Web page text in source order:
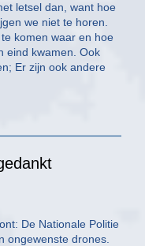
letsel dan, want hoe
we niet te horen.
komen waar en hoe
eind kwamen. Ook
Er zijn ook andere
De Nationale Politie
ongewenste drones.